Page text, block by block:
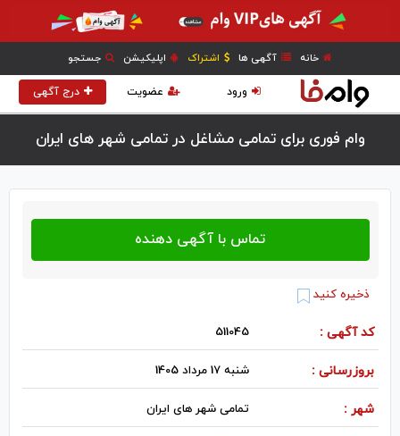
خانه آگهی ها اشتراک اپلیکیشن جستجو
درج آگهی عضویت ورود
وام فوری برای تمامی مشاغل در تمامی شهر های ایران
ذخیره کنید
کد آگهی : 511045
بروزرسانی : شنبه 17 مرداد 1405
شهر : تمامی شهر های ایران